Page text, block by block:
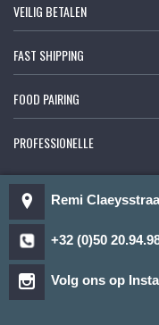
VEILIG BETALEN
FAST SHIPPING
FOOD PAIRING
PROFESSIONELLE
Remi
+32 (0)50
Volg ons op